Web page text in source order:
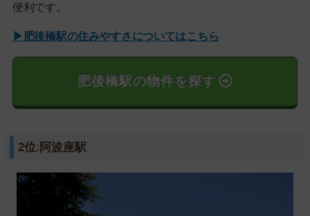
便利です。
▶肥後橋駅の住みやすさについてはこちら
肥後橋駅の物件を探す
2位:阿波座駅